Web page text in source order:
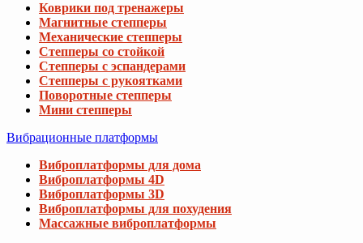
Коврики под тренажеры
Магнитные степперы
Механические степперы
Степперы со стойкой
Степперы с эспандерами
Степперы с рукоятками
Поворотные степперы
Мини степперы
Вибрационные платформы
Виброплатформы для дома
Виброплатформы 4D
Виброплатформы 3D
Виброплатформы для похудения
Массажные виброплатформы